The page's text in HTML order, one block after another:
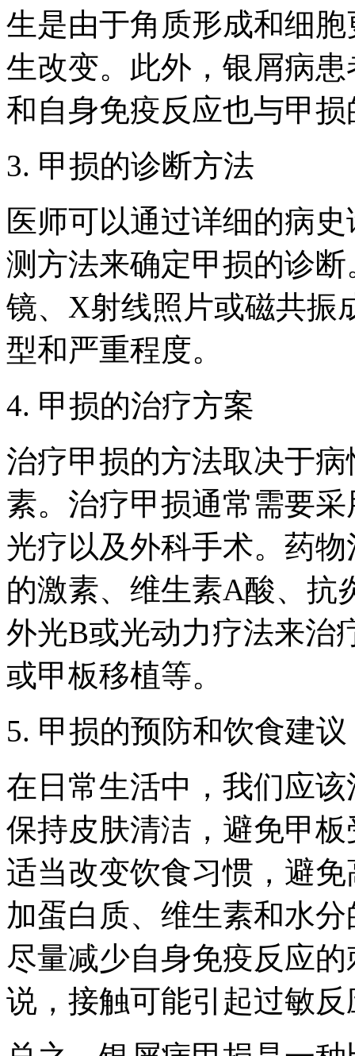
生是由于角质形成和细
生改变。此外，银屑病
和自身免疫反应也与甲
3. 甲损的诊断方法
医师可以通过详细的病
测方法来确定甲损的诊
镜、X射线照片或磁共振
型和严重程度。
4. 甲损的治疗方案
治疗甲损的方法取决于
素。治疗甲损通常需要
光疗以及外科手术。药
的激素、维生素A酸、抗
外光B或光动力疗法来治
或甲板移植等。
5. 甲损的预防和饮食建议
在日常生活中，我们应
保持皮肤清洁，避免甲
适当改变饮食习惯，避
加蛋白质、维生素和水
尽量减少自身免疫反应
说，接触可能引起过敏